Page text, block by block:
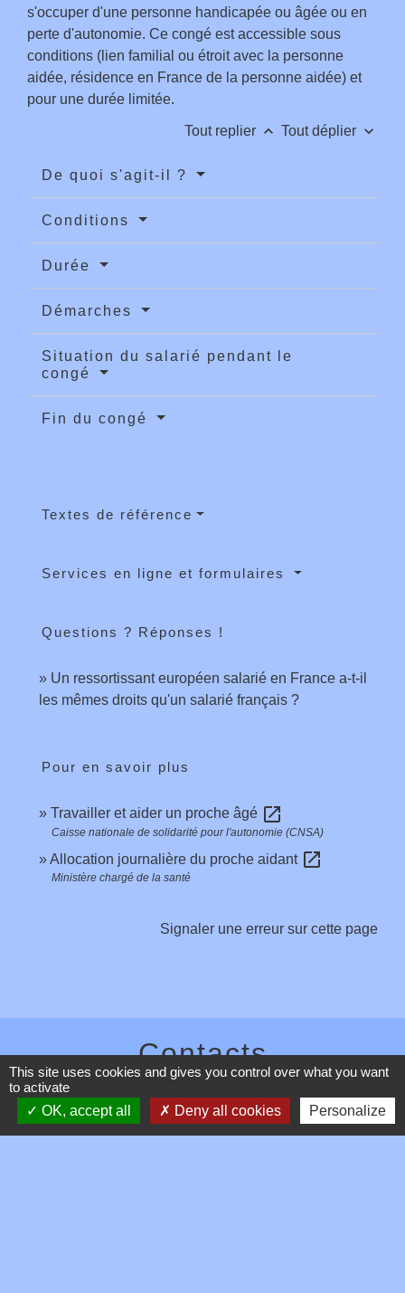
s'occuper d'une personne handicapée ou âgée ou en
perte d'autonomie. Ce congé est accessible sous
conditions (lien familial ou étroit avec la personne
aidée, résidence en France de la personne aidée) et
pour une durée limitée.
Tout replier keyboard_arrow_up Tout déplier keyboard_arrow_down
De quoi s'agit-il ?
Conditions
Durée
Démarches
Situation du salarié pendant le
congé
Fin du congé
Textes de référence
Services en ligne et formulaires
Questions ? Réponses !
Un ressortissant européen salarié en France a-t-il
les mêmes droits qu'un salarié français ?
Pour en savoir plus
Travailler et aider un proche âgé open_in_new
Caisse nationale de solidarité pour l'autonomie (CNSA)
Allocation journalière du proche aidant open_in_new
Ministère chargé de la santé
Signaler une erreur sur cette page
Contacts
346, Route du Morbier
01600 Toussieux - FRANCE
+33 4 74 00 19 03
This site uses cookies and gives you control over what you want
to activate
OK, accept all
Deny all cookies Personalize